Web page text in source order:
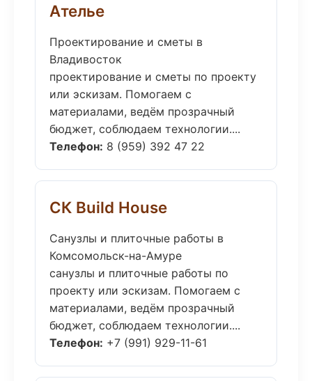
Ателье
Проектирование и сметы в
Владивосток
проектирование и сметы по проекту
или эскизам. Помогаем с
материалами, ведём прозрачный
бюджет, соблюдаем технологии....
Телефон: 8 (959) 392 47 22
СК Build House
Санузлы и плиточные работы в
Комсомольск-на-Амуре
санузлы и плиточные работы по
проекту или эскизам. Помогаем с
материалами, ведём прозрачный
бюджет, соблюдаем технологии....
Телефон: +7 (991) 929-11-61